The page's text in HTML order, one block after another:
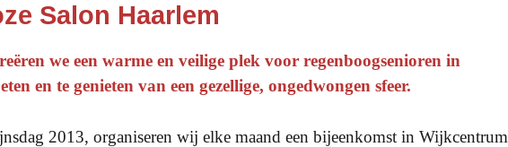
Salon Haarlem
we een warme en veilige plek voor regenboogsenioren in
en te genieten van een gezellige, ongedwongen sfeer.
2013, organiseren wij elke maand een bijeenkomst in Wijkcentrum